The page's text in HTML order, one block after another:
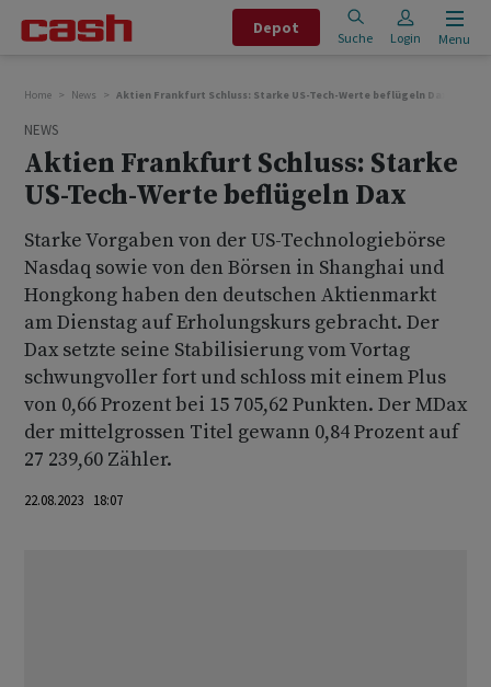
Depot
Suche Login Menu
Home News Aktien Frankfurt Schluss: Starke US-Tech-Werte beflügeln Dax
NEWS
Aktien Frankfurt Schluss: Starke
US-Tech-Werte beflügeln Dax
Starke Vorgaben von der US-Technologiebörse
Nasdaq sowie von den Börsen in Shanghai und
Hongkong haben den deutschen Aktienmarkt
am Dienstag auf Erholungskurs gebracht. Der
Dax setzte seine Stabilisierung vom Vortag
schwungvoller fort und schloss mit einem Plus
von 0,66 Prozent bei 15 705,62 Punkten. Der MDax
der mittelgrossen Titel gewann 0,84 Prozent auf
27 239,60 Zähler.
22.08.2023 18:07